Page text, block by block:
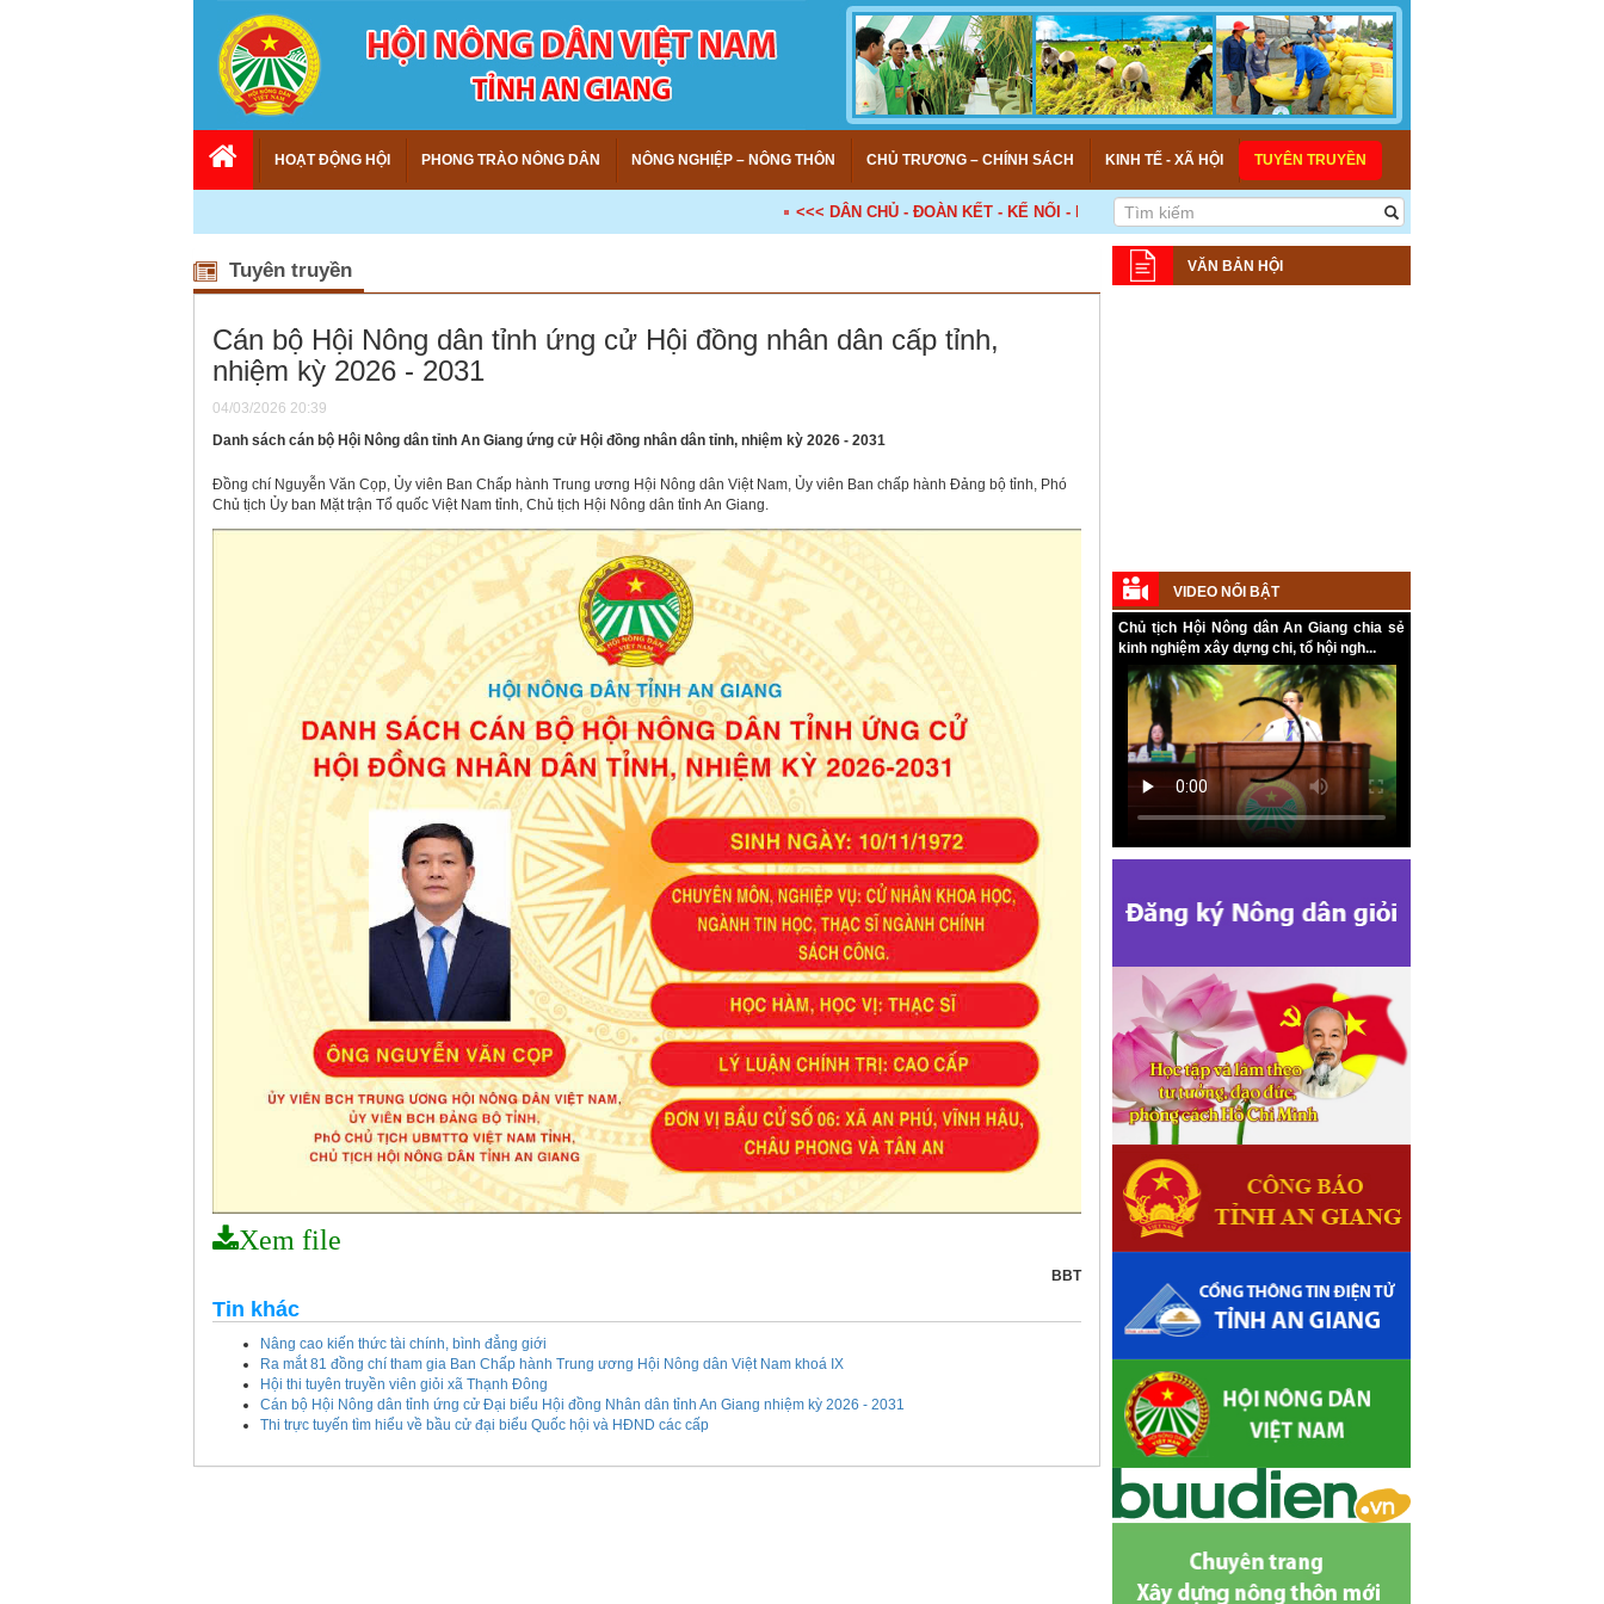
HOẠT ĐỘNG HỘI PHONG TRÀO NÔNG DÂN NÔNG NGHIỆP – NÔNG THÔN CHỦ TRƯƠNG – CHÍNH SÁCH KINH TẾ - XÃ HỘI TUYÊN TRUYỀN
<<< DÂN CHỦ - ĐOÀN KẾT - KẾ NỐI - HỢP TÁC - PHÁT TRIỂN! >>>
Tuyên truyền
Cán bộ Hội Nông dân tỉnh ứng cử Hội đồng nhân dân cấp tỉnh,
nhiệm kỳ 2026 - 2031
04/03/2026 20:39
Danh sách cán bộ Hội Nông dân tỉnh An Giang ứng cử Hội đồng nhân dân tỉnh, nhiệm kỳ 2026 - 2031
Đồng chí Nguyễn Văn Cọp, Ủy viên Ban Chấp hành Trung ương Hội Nông dân Việt Nam, Ủy viên Ban chấp hành Đảng bộ tỉnh, Phó
Chủ tịch Ủy ban Mặt trận Tổ quốc Việt Nam tỉnh, Chủ tịch Hội Nông dân tỉnh An Giang.
Xem file
BBT
Tin khác
Nâng cao kiến thức tài chính, bình đẳng giới
Ra mắt 81 đồng chí tham gia Ban Chấp hành Trung ương Hội Nông dân Việt Nam khoá IX
Hội thi tuyên truyền viên giỏi xã Thạnh Đông
Cán bộ Hội Nông dân tỉnh ứng cử Đại biểu Hội đồng Nhân dân tỉnh An Giang nhiệm kỳ 2026 - 2031
Thi trực tuyến tìm hiểu về bầu cử đại biểu Quốc hội và HĐND các cấp
VĂN BẢN HỘI
Kế hoạch tổ chức Hội chợ triển lãm
Nông nghiệp - Thương mại sản phẩm
nông thôn tiêu biểu tỉnh An Giang năm
2026
Kế hoạch tổ chức đợt cao điểm tuyên
truyền cuộc bầu cử ĐB Quốc hội khóa
XVI và ĐB Hội đồng nhân dân các cấp
nhiệm kỳ 2026 - 2031
Hướng dẫn tuyên truyền Đại hội Hội
thứ IX, nhiệm kỳ 2026 - 2031
ĐB Quốc hội khóa XVI và ĐB Hội đồng
nhân dân các cấp nhiệm kỳ 2026 - 2031
Kế hoạch Tổ chức Đại hội Hội Nông
dân cấp tỉnh, cấp xã nhiệm kỳ 2025 -
2030
VIDEO NỔI BẬT
Chủ tịch Hội Nông dân An Giang chia sẻ
kinh nghiệm xây dựng chi, tổ hội ngh...